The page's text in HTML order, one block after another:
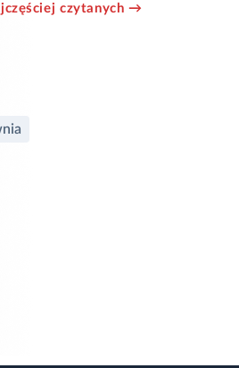
czytanych →